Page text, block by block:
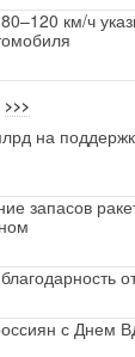
км/ч
>>>
на
запасов
с Днем